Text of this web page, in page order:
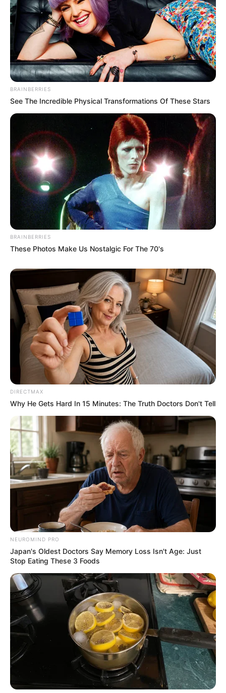
BRAINBERRIES
See The Incredible Physical Transformations Of These Stars
BRAINBERRIES
These Photos Make Us Nostalgic For The 70's
DIRECTMAX
Why He Gets Hard In 15 Minutes: The Truth Doctors Don't Tell
NEUROMIND PRO
Japan's Oldest Doctors Say Memory Loss Isn't Age: Just
Stop Eating These 3 Foods